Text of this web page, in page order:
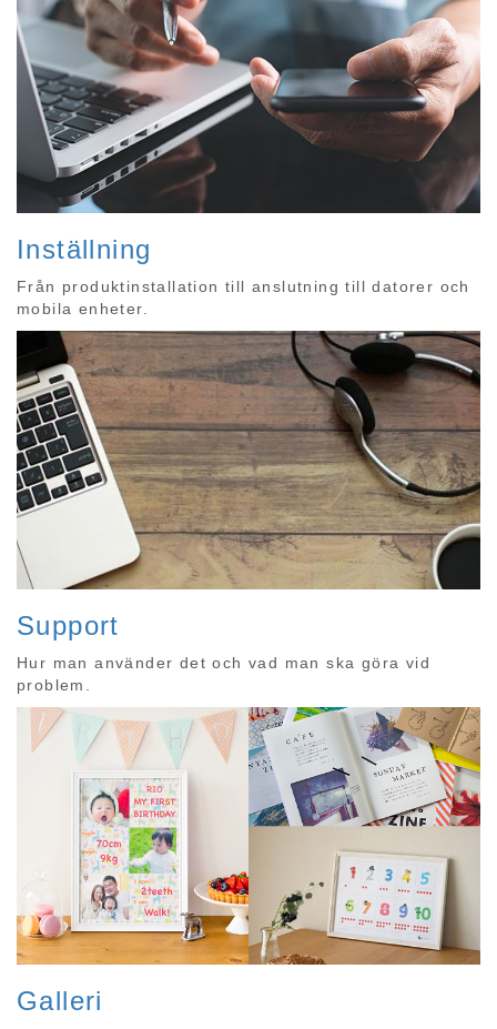
Inställning
Från produktinstallation till anslutning till datorer och
mobila enheter.
Support
Hur man använder det och vad man ska göra vid
problem.
Galleri